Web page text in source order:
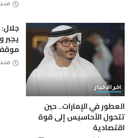
منذ 3 أشهر
اخر الاخبار
العطور في الإمارات.. حين
تتحول الأحاسيس إلى قوة
اقتصادية
يجبر
منذ 3 أشهر